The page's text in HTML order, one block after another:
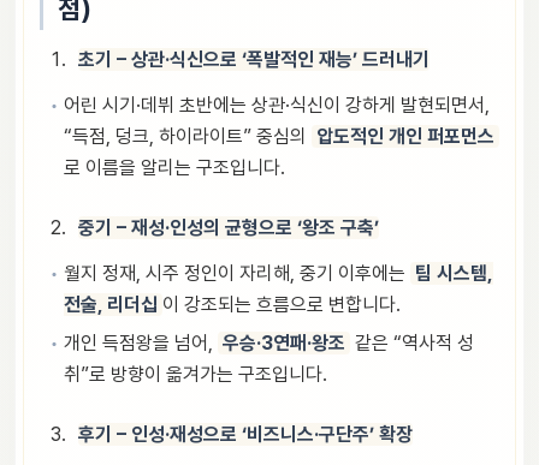
점)
초기 – 상관·식신으로 ‘폭발적인 재능’ 드러내기
어린 시기·데뷔 초반에는 상관·식신이 강하게 발현되면서,
“득점, 덩크, 하이라이트” 중심의
압도적인 개인 퍼포먼스
로 이름을 알리는 구조입니다.
중기 – 재성·인성의 균형으로 ‘왕조 구축’
월지 정재, 시주 정인이 자리해, 중기 이후에는 팀 시스템,
전술, 리더십 이 강조되는 흐름으로 변합니다.
개인 득점왕을 넘어, 우승·3연패·왕조 같은 “역사적 성
취”로 방향이 옮겨가는 구조입니다.
후기 – 인성·재성으로 ‘비즈니스·구단주’ 확장